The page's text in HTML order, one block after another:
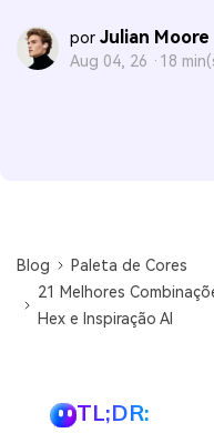
por Julian Moore
Aug 04, 26 · 18
Blog
Paleta de Cores
21 Melhores
Hex e Inspiração AI
TL;DR: